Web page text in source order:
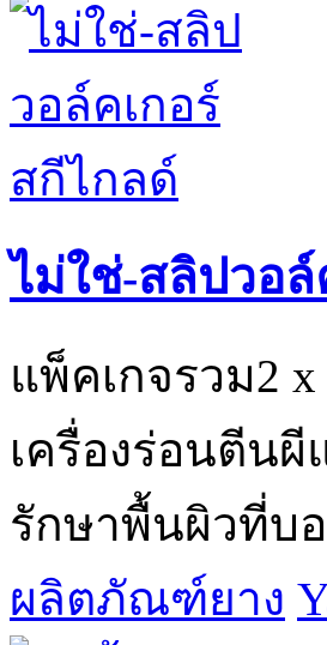
ไม่ใช่-สลิปวอล์
แพ็คเกจรวม2
เครื่องร่อนตีน
รักษาพื้นผิวที่บ
ผลิตภัณฑ์ยาง